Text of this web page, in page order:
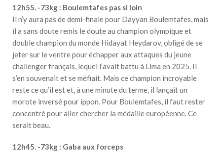
12h55. -73kg : Boulemtafes pas si loin
Il n’y aura pas de demi-finale pour Dayyan Boulemtafes, mais
il a sans doute remis le doute au champion olympique et
double champion du monde Hidayat Heydarov, obligé de se
jeter sur le ventre pour échapper aux attaques du jeune
challenger français, lequel l’avait battu à Lima en 2025. Il
s’en souvenait et se méfiait. Mais ce champion incroyable
reste ce qu’il est et, à une minute du terme, il lançait un
morote inversé pour ippon. Pour Boulemtafes, il faut rester
concentré pour aller chercher la médaille européenne. Ce
serait beau.
12h45. -73kg : Gaba aux forceps